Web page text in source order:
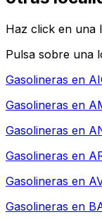
Haz click en una
Pulsa sobre una
Gasolineras en
Gasolineras en
Gasolineras en
Gasolineras en
Gasolineras en
Gasolineras en